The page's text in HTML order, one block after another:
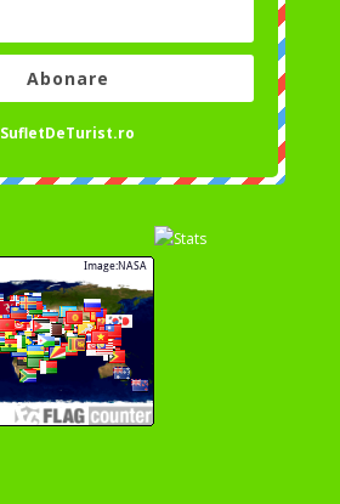
Abonare
SufletDeTurist.ro